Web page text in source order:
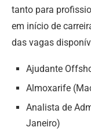
tanto para
em início de
das vagas
Ajudante
Almoxarife
Analista de
Janeiro)